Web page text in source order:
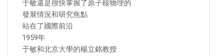
于敏還是很快掌握了原子核物理的
發展情況和研究焦點
站在了國際前沿
1959年
于敏和北京大學的楊立銘教授